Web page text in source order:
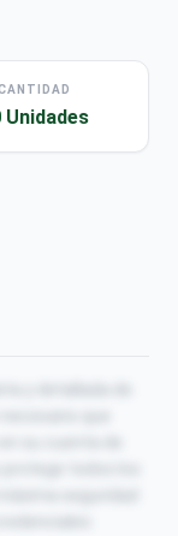
Unidades